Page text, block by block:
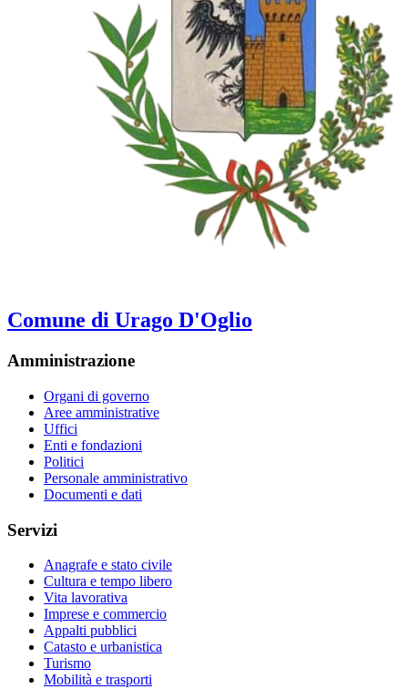
Comune di Urago D'Oglio
Amministrazione
Organi di governo
Aree amministrative
Uffici
Enti e fondazioni
Politici
Personale amministrativo
Documenti e dati
Servizi
Anagrafe e stato civile
Cultura e tempo libero
Vita lavorativa
Imprese e commercio
Appalti pubblici
Catasto e urbanistica
Turismo
Mobilità e trasporti